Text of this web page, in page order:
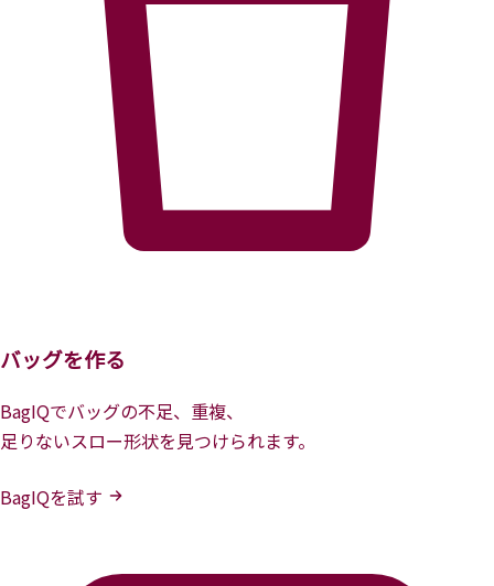
バッグを作る
BagIQでバッグの不足、重複、
足りないスロー形状を見つけられます。
BagIQを試す